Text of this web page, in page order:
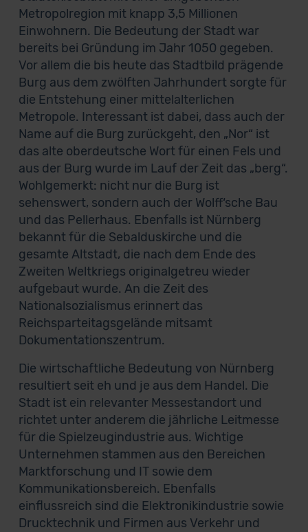
Metropolregion mit knapp 3,5 Millionen
Einwohnern. Die Bedeutung der Stadt war
bereits bei Gründung im Jahr 1050 gegeben.
Vor allem die bis heute das Stadtbild prägende
Burg aus dem zwölften Jahrhundert sorgte für
die Entstehung einer mittelalterlichen
Metropole. Interessant ist dabei, dass auch der
Name auf die Burg zurückgeht, den „Nor“ ist
das alte oberdeutsche Wort für einen Fels und
aus der Burg wurde im Lauf der Zeit das „berg“.
Wohlgemerkt: nicht nur die Burg ist
sehenswert, sondern auch der Wolff‘sche Bau
und das Pellerhaus. Ebenfalls ist Nürnberg
bekannt für die Sebalduskirche und die
gesamte Altstadt, die nach dem Ende des
Zweiten Weltkriegs originalgetreu wieder
aufgebaut wurde. An die Zeit des
Nationalsozialismus erinnert das
Reichsparteitagsgelände mitsamt
Dokumentationszentrum.
Die wirtschaftliche Bedeutung von Nürnberg
resultiert seit eh und je aus dem Handel. Die
Stadt ist ein relevanter Messestandort und
richtet unter anderem die jährliche Leitmesse
für die Spielzeugindustrie aus. Wichtige
Unternehmen stammen aus den Bereichen
Marktforschung und IT sowie dem
Kommunikationsbereich. Ebenfalls
einflussreich sind die Elektronikindustrie sowie
Drucktechnik und Firmen aus Verkehr und